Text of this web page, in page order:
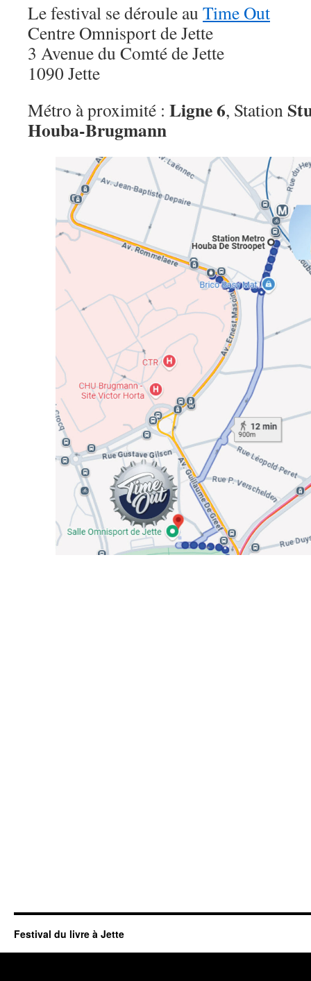
Le festival se déroule au Time Out
Centre Omnisport de Jette
3 Avenue du Comté de Jette
1090 Jette
Métro à proximité : Ligne 6, Station
Houba-Brugmann
Festival du livre à Jette